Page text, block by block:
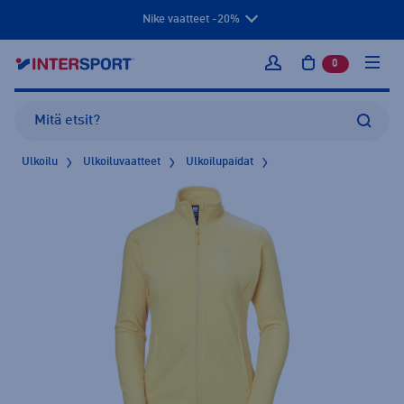
Nike vaatteet -20%
Kirjaudu sisään
0 tuotetta
Ulkoilu Ulkoiluvaatteet Ulkoilupaidat